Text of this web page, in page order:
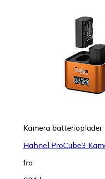
Kamera batterioplader
Hähnel ProCube3
fra